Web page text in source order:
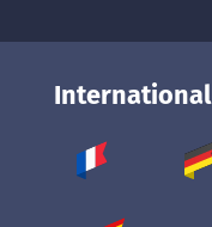
International